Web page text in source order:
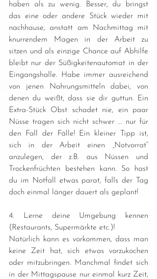
haben als zu wenig. Besser, du bringst
das eine oder andere Stück wieder mit
nachhause, anstatt am Nachmittag mit
knurrendem Magen in der Arbeit zu
sitzen und als einzige Chance auf Abhilfe
bleibt nur der Süßigkeitenautomat in der
Eingangshalle. Habe immer ausreichend
von jenen Nahrungsmitteln dabei, von
denen du weißt, dass sie dir guttun. Ein
Extra-Stück Obst schadet nie, ein paar
Nüsse tragen sich nicht schwer ... nur für
den Fall der Fälle! Ein kleiner Tipp ist,
sich in der Arbeit einen „Notvorrat“
anzulegen, der z.B. aus Nüssen und
Trockenfrüchten bestehen kann. So hast
du im Notfall etwas parat, falls der Tag
doch einmal länger dauert als geplant!
4. Lerne deine Umgebung kennen
(Restaurants, Supermärkte etc.)!
Natürlich kann es vorkommen, dass man
keine Zeit hat, sich etwas vorzukochen
oder mitzubringen. Manchmal findet sich
in der Mittagspause nur einmal kurz Zeit,